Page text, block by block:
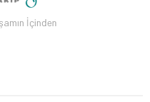
İçinden